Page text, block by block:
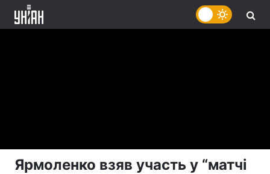
Ярмоленко взяв участь у “матчі